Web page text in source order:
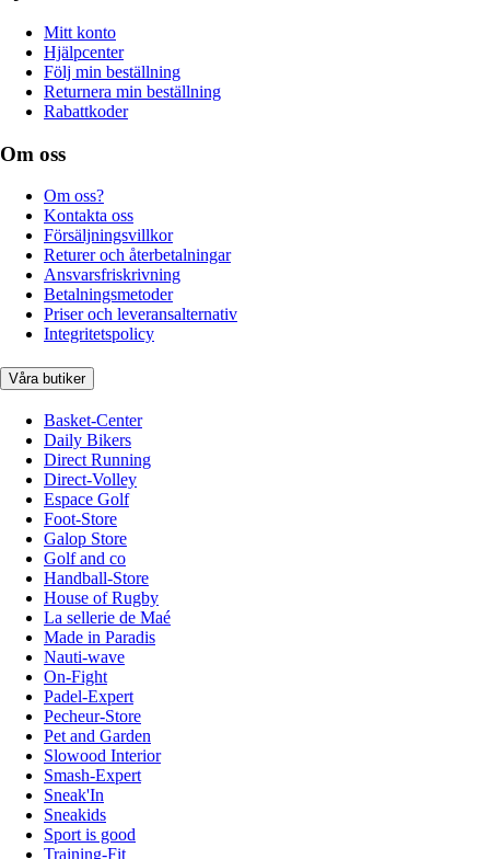
Mitt konto
Hjälpcenter
Följ min beställning
Returnera min beställning
Rabattkoder
Om oss
Om oss?
Kontakta oss
Försäljningsvillkor
Returer och återbetalningar
Ansvarsfriskrivning
Betalningsmetoder
Priser och leveransalternativ
Integritetspolicy
Våra butiker
Basket-Center
Daily Bikers
Direct Running
Direct-Volley
Espace Golf
Foot-Store
Galop Store
Golf and co
Handball-Store
House of Rugby
La sellerie de Maé
Made in Paradis
Nauti-wave
On-Fight
Padel-Expert
Pecheur-Store
Pet and Garden
Slowood Interior
Smash-Expert
Sneak'In
Sneakids
Sport is good
Training-Fit